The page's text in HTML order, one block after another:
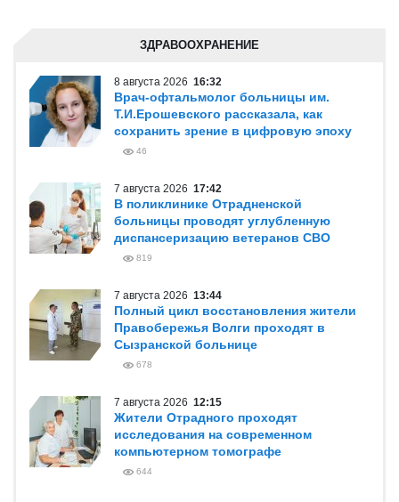
ЗДРАВООХРАНЕНИЕ
8 августа 2026 16:32
Врач-офтальмолог больницы им.
Т.И.Ерошевского рассказала, как
сохранить зрение в цифровую эпоху
46
7 августа 2026 17:42
В поликлинике Отрадненской
больницы проводят углубленную
диспансеризацию ветеранов СВО
819
7 августа 2026 13:44
Полный цикл восстановления жители
Правобережья Волги проходят в
Сызранской больнице
678
7 августа 2026 12:15
Жители Отрадного проходят
исследования на современном
компьютерном томографе
644